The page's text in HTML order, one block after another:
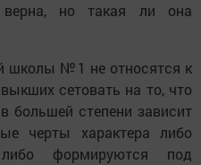
верна, но такая ли она
школы №1 не относятся к
сетовать на то, что
большей степени зависит
черты характера либо
либо формируются под